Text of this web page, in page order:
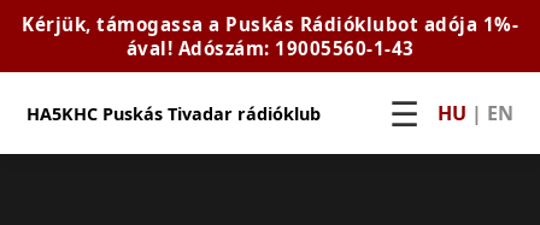
Kérjük, támogassa a Puskás Rádióklubot adója 1%-
ával! Adószám: 19005560-1-43
HA5KHC Puskás Tivadar rádióklub ☰ HU | EN